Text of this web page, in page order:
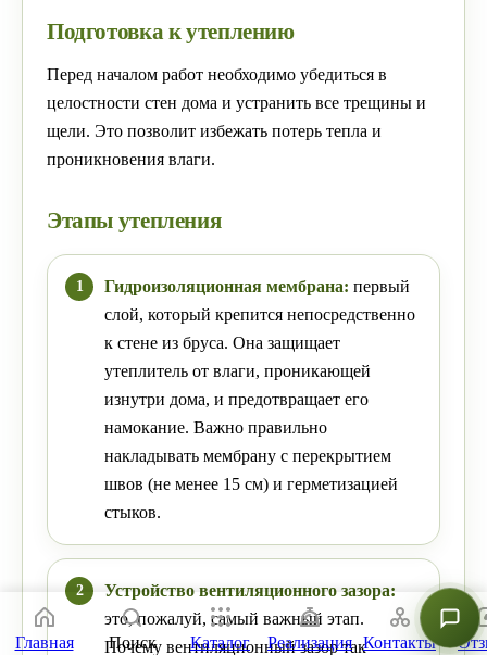
Подготовка к утеплению
Перед началом работ необходимо убедиться в
целостности стен дома и устранить все трещины и
щели. Это позволит избежать потерь тепла и
проникновения влаги.
Этапы утепления
Гидроизоляционная мембрана: первый
слой, который крепится непосредственно
к стене из бруса. Она защищает
утеплитель от влаги, проникающей
изнутри дома, и предотвращает его
намокание. Важно правильно
накладывать мембрану с перекрытием
швов (не менее 15 см) и герметизацией
стыков.
Устройство вентиляционного зазора:
это, пожалуй, самый важный этап.
Почему вентиляционный зазор так
Главная Поиск Каталог Реализация Контакты